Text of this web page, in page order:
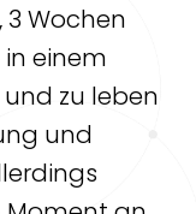
Wochen
einem
zu leben
und